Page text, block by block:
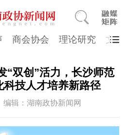
商会协会 理论研究 文史
“双创”活力，长沙师范
科技人才培养新路径
编辑：湖南政协新闻网